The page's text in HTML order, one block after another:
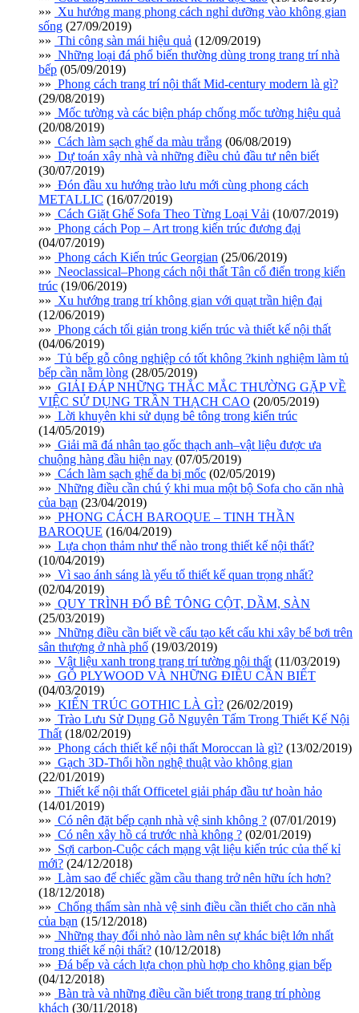
»» Xu hướng mang phong cách nghỉ dưỡng vào không gian
sống (27/09/2019)
»» Thi công sàn mái hiệu quả (12/09/2019)
»» Những loại đá phổ biến thường dùng trong trang trí nhà
bếp (05/09/2019)
»» Phong cách trang trí nội thất Mid-century modern là gì?
(29/08/2019)
»» Mốc tường và các biện pháp chống mốc tường hiệu quả
(20/08/2019)
»» Cách làm sạch ghế da màu trắng (06/08/2019)
»» Dự toán xây nhà và những điều chủ đầu tư nên biết
(30/07/2019)
»» Đón đầu xu hướng trào lưu mới cùng phong cách
METALLIC (16/07/2019)
»» Cách Giặt Ghế Sofa Theo Từng Loại Vải (10/07/2019)
»» Phong cách Pop – Art trong kiến trúc đương đại
(04/07/2019)
»» Phong cách Kiến trúc Georgian (25/06/2019)
»» Neoclassical–Phong cách nội thất Tân cổ điển trong kiến
trúc (19/06/2019)
»» Xu hướng trang trí không gian với quạt trần hiện đại
(12/06/2019)
»» Phong cách tối giản trong kiến trúc và thiết kế nội thất
(04/06/2019)
»» Tủ bếp gỗ công nghiệp có tốt không ?kinh nghiệm làm tủ
bếp cần nằm lòng (28/05/2019)
»» GIẢI ĐÁP NHỮNG THẮC MẮC THƯỜNG GẶP VỀ
VIỆC SỬ DỤNG TRẦN THẠCH CAO (20/05/2019)
»» Lời khuyên khi sử dụng bê tông trong kiến trúc
(14/05/2019)
»» Giải mã đá nhân tạo gốc thạch anh–vật liệu được ưa
chuộng hàng đầu hiện nay (07/05/2019)
»» Cách làm sạch ghế da bị mốc (02/05/2019)
»» Những điều cần chú ý khi mua một bộ Sofa cho căn nhà
của bạn (23/04/2019)
»» PHONG CÁCH BAROQUE – TINH THẦN
BAROQUE (16/04/2019)
»» Lựa chọn thảm như thế nào trong thiết kế nội thất?
(10/04/2019)
»» Vì sao ánh sáng là yếu tố thiết kế quan trọng nhất?
(02/04/2019)
»» QUY TRÌNH ĐỔ BÊ TÔNG CỘT, DẦM, SÀN
(25/03/2019)
»» Những điều cần biết về cấu tạo kết cấu khi xây bể bơi trên
sân thượng ở nhà phố (19/03/2019)
»» Vật liệu xanh trong trang trí tường nội thất (11/03/2019)
»» GỖ PLYWOOD VÀ NHỮNG ĐIỀU CẦN BIẾT
(04/03/2019)
»» KIẾN TRÚC GOTHIC LÀ GÌ? (26/02/2019)
»» Trào Lưu Sử Dụng Gỗ Nguyên Tấm Trong Thiết Kế Nội
Thất (18/02/2019)
»» Phong cách thiết kế nội thất Moroccan là gì? (13/02/2019)
»» Gạch 3D-Thổi hồn nghệ thuật vào không gian
(22/01/2019)
»» Thiết kế nội thất Officetel giải pháp đầu tư hoàn hảo
(14/01/2019)
»» Có nên đặt bếp cạnh nhà vệ sinh không ? (07/01/2019)
»» Có nên xây hồ cá trước nhà không ? (02/01/2019)
»» Sợi carbon-Cuộc cách mạng vật liệu kiến trúc của thế kỉ
mới? (24/12/2018)
»» Làm sao để chiếc gầm cầu thang trở nên hữu ích hơn?
(18/12/2018)
»» Chống thấm sàn nhà vệ sinh điều cần thiết cho căn nhà
của bạn (15/12/2018)
»» Những thay đổi nhỏ nào làm nên sự khác biệt lớn nhất
trong thiết kế nội thất? (10/12/2018)
»» Đá bếp và cách lựa chọn phù hợp cho không gian bếp
(04/12/2018)
»» Bàn trà và những điều cần biết trong trang trí phòng
khách (30/11/2018)